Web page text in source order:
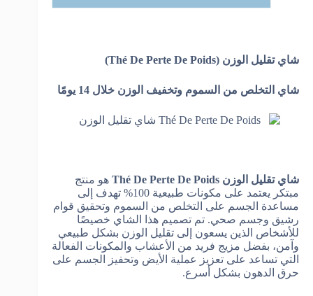
شاي تقليل الوزن (Thé De Perte De Poids)
شاي التخلص من السموم وتخفيف الوزن خلال 14 يومًا
شاي تقليل الوزن Thé De Perte De Poids
هو منتج
مبتكر يعتمد على مكونات طبيعية 100% تهدف إلى
مساعدة الجسم على التخلص من السموم وتحقيق قوام
رشيق وجسم صحي. تم تصميم هذا الشاي خصيصًا
للأشخاص الذين يسعون إلى تقليل الوزن بشكل طبيعي
وآمن، بفضل مزيج فريد من الأعشاب والمكونات الفعالة
التي تساعد على تعزيز عملية الأيض وتحفيز الجسم على
حرق الدهون بشكل أسرع.